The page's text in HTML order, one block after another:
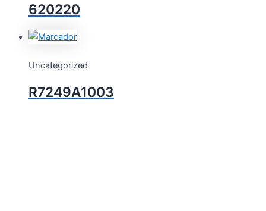
620220
Uncategorized
R7249A1003